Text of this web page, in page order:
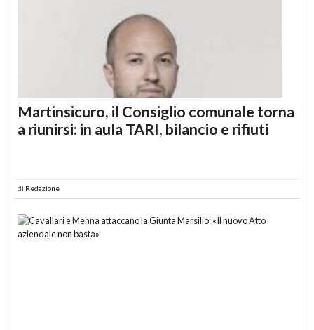
Martinsicuro, il Consiglio comunale torna
a riunirsi: in aula TARI, bilancio e rifiuti
di Redazione